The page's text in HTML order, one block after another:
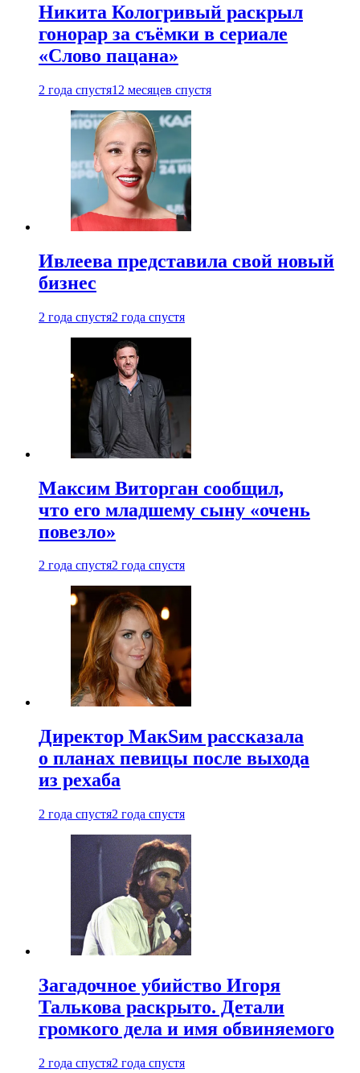
Никита Кологривый раскрыл
гонорар за съёмки в сериале
«Слово пацана»
2 года спустя12 месяцев спустя
Ивлеева представила свой новый
бизнес
2 года спустя2 года спустя
Максим Виторган сообщил,
что его младшему сыну «очень
повезло»
2 года спустя2 года спустя
Директор МакSим рассказала
о планах певицы после выхода
из рехаба
2 года спустя2 года спустя
Загадочное убийство Игоря
Талькова раскрыто. Детали
громкого дела и имя обвиняемого
2 года спустя2 года спустя